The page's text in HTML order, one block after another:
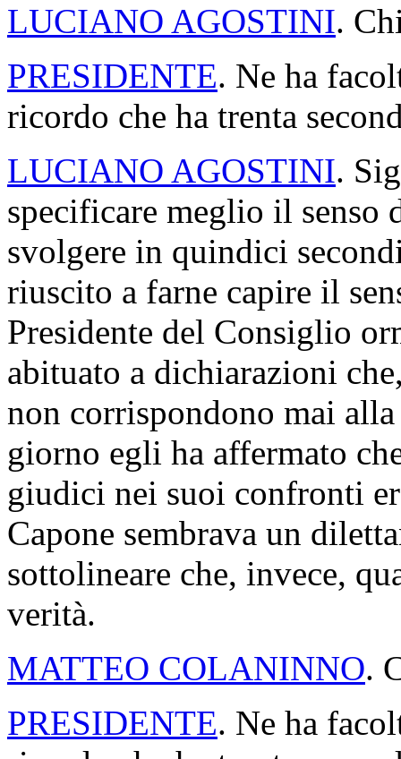
LUCIANO AGOSTINI.
PRESIDENTE. Ne ha
ricordo che ha trenta
LUCIANO AGOSTINI.
specificare meglio il
svolgere in quindici
riuscito a farne capire il
Presidente del Consiglio
abituato a dichiarazioni
non corrispondono mai
giorno egli ha affermato
giudici nei suoi confronti
Capone sembrava un
sottolineare che, invece,
verità.
MATTEO COLANINNO.
PRESIDENTE. Ne ha